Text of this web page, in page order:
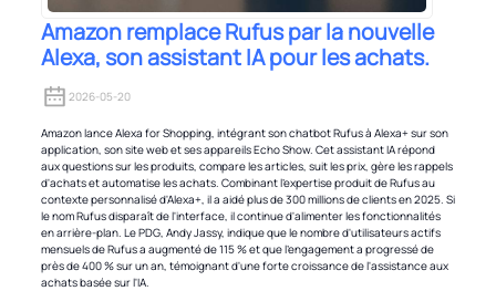
Amazon remplace Rufus par la nouvelle
Alexa, son assistant IA pour les achats.
2026-05-20
Amazon lance Alexa for Shopping, intégrant son chatbot Rufus à Alexa+ sur son
application, son site web et ses appareils Echo Show. Cet assistant IA répond
aux questions sur les produits, compare les articles, suit les prix, gère les rappels
d'achats et automatise les achats. Combinant l'expertise produit de Rufus au
contexte personnalisé d'Alexa+, il a aidé plus de 300 millions de clients en 2025. Si
le nom Rufus disparaît de l'interface, il continue d'alimenter les fonctionnalités
en arrière-plan. Le PDG, Andy Jassy, ​​indique que le nombre d'utilisateurs actifs
mensuels de Rufus a augmenté de 115 % et que l'engagement a progressé de
près de 400 % sur un an, témoignant d'une forte croissance de l'assistance aux
achats basée sur l'IA.